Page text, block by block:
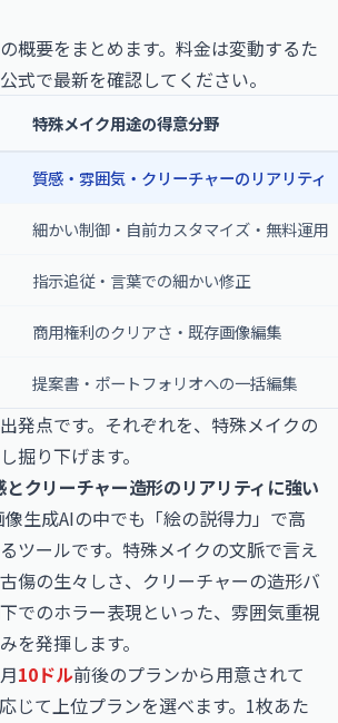
概要をまとめます。料金は変動するた
式で最新を確認してください。
特殊メイク用途の得意分野
質感・雰囲気・クリーチャーのリアリティ
細かい制御・自前カスタマイズ・無料運用
指示追従・言葉での細かい修正
商用権利のクリアさ・既存画像編集
提案書・ポートフォリオへの一括編集
発点です。それぞれを、特殊メイクの
掘り下げます。
クリーチャー造形のリアリティに強い
生成AIの中でも「絵の説得力」で高
ツールです。特殊メイクの文脈で言え
傷の生々しさ、クリーチャーの造形バ
でのホラー表現といった、雰囲気重視
を発揮します。
10ドル前後のプランから用意されて
じて上位プランを選べます。1枚あた